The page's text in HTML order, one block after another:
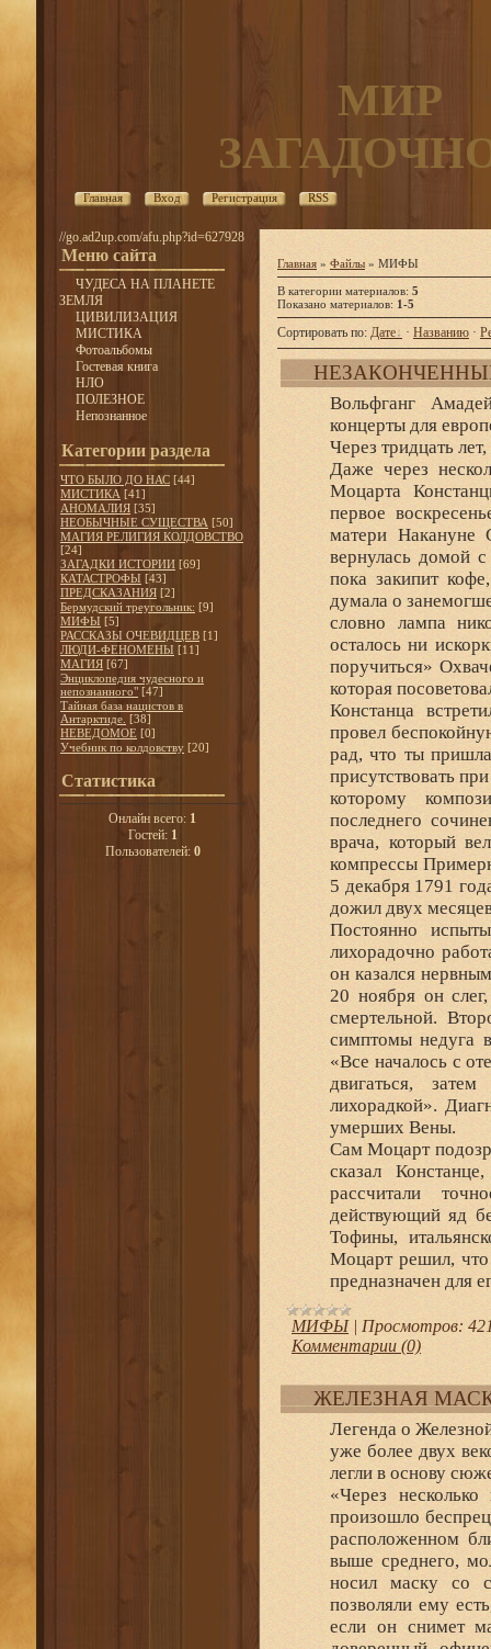
МИР
Главная Вход Регистрация RSS
//go.ad2up.com/afu.php?id=627928
Меню сайта
ЧУДЕСА НА ПЛАНЕТЕ
ЗЕМЛЯ
ЦИВИЛИЗАЦИЯ
МИСТИКА
Фотоальбомы
Гостевая книга
НЛО
ПОЛЕЗНОЕ
Непознанное
Категории раздела
ЧТО БЫЛО ДО НАС [44]
МИСТИКА [41]
АНОМАЛИЯ [35]
НЕОБЫЧНЫЕ СУЩЕСТВА [50]
МАГИЯ РЕЛИГИЯ КОЛДОВСТВО
[24]
ЗАГАДКИ ИСТОРИИ [69]
КАТАСТРОФЫ [43]
ПРЕДСКАЗАНИЯ [2]
Бермудский треугольник: [9]
МИФЫ [5]
РАССКАЗЫ ОЧЕВИДЦЕВ [1]
ЛЮДИ-ФЕНОМЕНЫ [11]
МАГИЯ [67]
Энциклопедия чудесного и
непознанного" [47]
Тайная база нацистов в
Антарктиде. [38]
НЕВЕДОМОЕ [0]
Учебник по колдовству [20]
Статистика
Онлайн всего: 1
Гостей: 1
Пользователей: 0
Главная » Файлы » МИФЫ
В категории материалов: 5
Показано материалов: 1-5
Сортировать по: Дате · Названию ·
Вольфганг
концерты для
Через тридцать
Даже через
Моцарта
первое
матери
вернулась домой
пока закипит
думала о
словно лампа
осталось ни
поручиться»
которая
Констанца
провел
рад, что ты
присутствовать
которому
последнего
врача, который
компрессы
5 декабря 1791
дожил двух
Постоянно
лихорадочно
он казался
20 ноября он
смертельной.
симптомы недуга
«Все началось с
двигаться,
лихорадкой».
умерших Вены.
Сам Моцарт
сказал
рассчитали
действующий яд
Тофины,
Моцарт решил, что
предназначен для
МИФЫ| Просмотров:
Комментарии (0)
ЖЕЛЕЗНАЯ
Легенда о
уже более двух
легли в основу
«Через
произошло
расположенном
выше среднего,
носил маску со
позволяли ему
если он снимет